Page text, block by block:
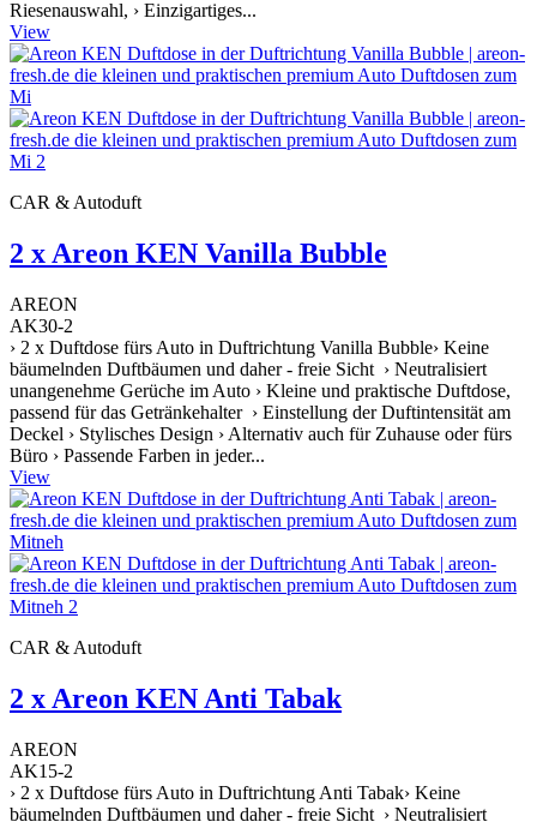
Riesenauswahl, › Einzigartiges...
View
CAR & Autoduft
2 x Areon KEN Vanilla Bubble
AREON
AK30-2
› 2 x Duftdose fürs Auto in Duftrichtung Vanilla Bubble› Keine
bäumelnden Duftbäumen und daher - freie Sicht › Neutralisiert
unangenehme Gerüche im Auto › Kleine und praktische Duftdose,
passend für das Getränkehalter › Einstellung der Duftintensität am
Deckel › Stylisches Design › Alternativ auch für Zuhause oder fürs
Büro › Passende Farben in jeder...
View
CAR & Autoduft
2 x Areon KEN Anti Tabak
AREON
AK15-2
› 2 x Duftdose fürs Auto in Duftrichtung Anti Tabak› Keine
bäumelnden Duftbäumen und daher - freie Sicht › Neutralisiert